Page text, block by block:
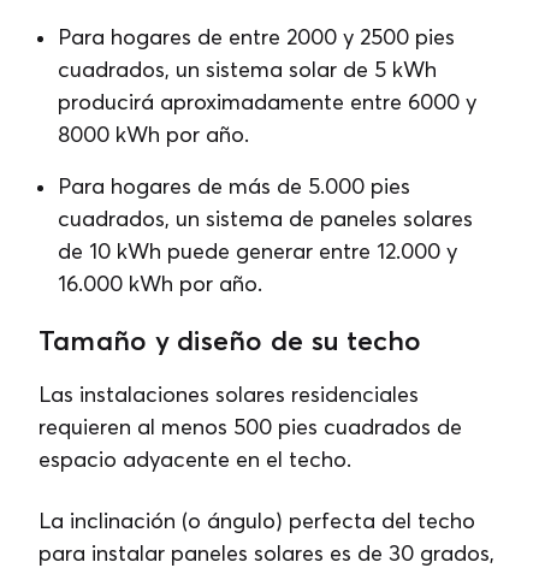
Para hogares de entre 2000 y 2500 pies
cuadrados, un sistema solar de 5 kWh
producirá aproximadamente entre 6000 y
8000 kWh por año.
Para hogares de más de 5.000 pies
cuadrados, un sistema de paneles solares
de 10 kWh puede generar entre 12.000 y
16.000 kWh por año.
Tamaño y diseño de su techo
Las instalaciones solares residenciales
requieren al menos 500 pies cuadrados de
espacio adyacente en el techo.
La inclinación (o ángulo) perfecta del techo
para instalar paneles solares es de 30 grados,